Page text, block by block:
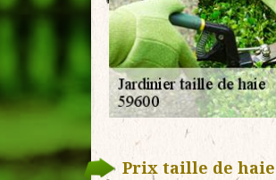
Prix taille de haie